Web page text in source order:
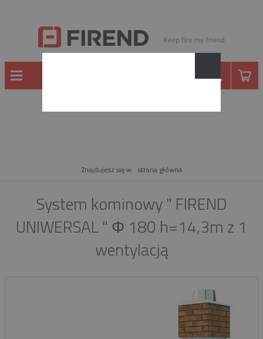
Znajdujesz się w: strona główna
System kominowy " FIREND
UNIWERSAL " Φ 180 h=14,3m z 1
wentylacją